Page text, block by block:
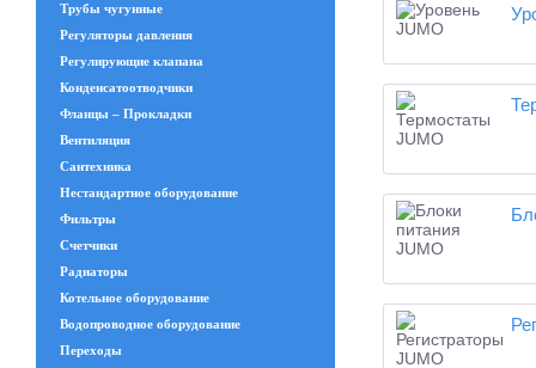
Трубы чугунные
Регуляторы давления
Регулирующие клапана
Конденсатоотводчики
Фланцы – Прокладки
Вентиляция
Сантехника
Нестандартное оборудование
Фильтры
Счетчики
Радиаторы
Котельное оборудование
Водопроводное оборудование
Переходы